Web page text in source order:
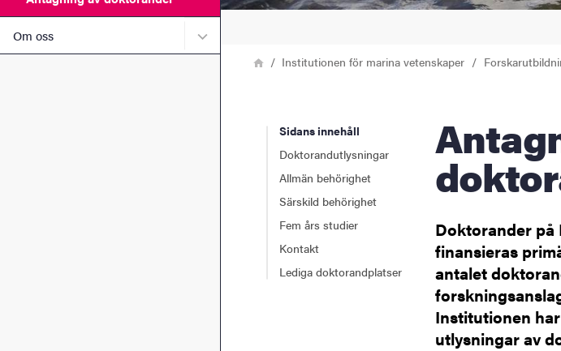
Om oss Undermeny för Om oss
LänkstigHemInstitutionen för marina vetenskaper
Sidans innehåll
Doktorandutlysningar
Allmän behörighet
Särskild behörighet
Fem års studier
Kontakt
Lediga doktorandplatser
Antagning av
Doktorander
finansieras
antalet
Institutionen
utlysningar av